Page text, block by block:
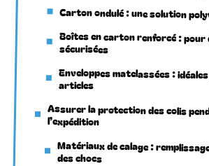
Carton ondulé : une solution
Boîtes en carton renforcé : pour
sécurisées
Enveloppes matelassées :
articles
Assurer la protection des colis
l’expédition
Matériaux de calage :
des chocs